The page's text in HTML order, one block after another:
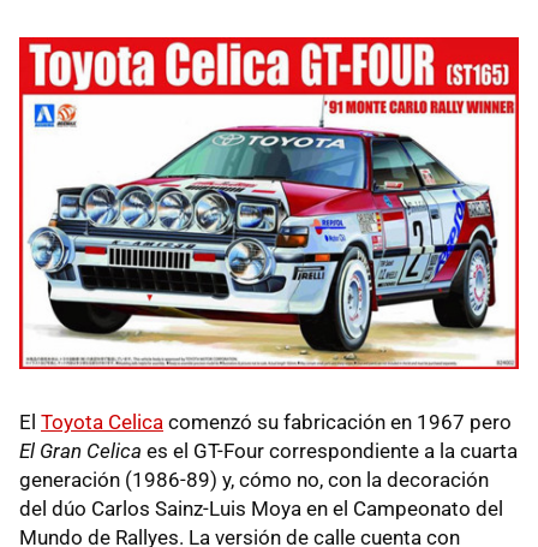
El Toyota Celica comenzó su fabricación en 1967 pero
El Gran Celica es el GT-Four correspondiente a la cuarta
generación (1986-89) y, cómo no, con la decoración
del dúo Carlos Sainz-Luis Moya en el Campeonato del
Mundo de Rallyes. La versión de calle cuenta con